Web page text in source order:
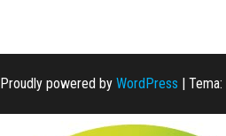
Proudly powered by WordPress | Tema: